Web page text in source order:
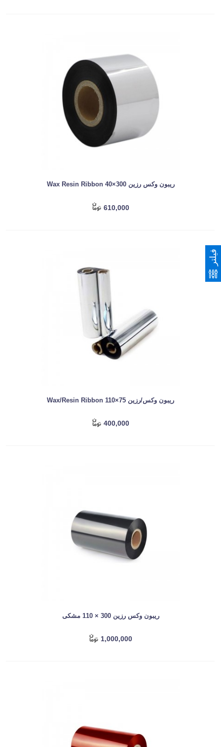
ریبون وکس رزین Wax Resin Ribbon 40×300
610,000
ریبون وکس/رزین Wax/Resin Ribbon 110×75
400,000
ریبون وکس رزین 300 × 110 مشکی
1,000,000
فیلتر